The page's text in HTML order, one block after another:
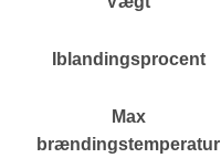
Iblandingsprocent
Max
brændingstemperatur